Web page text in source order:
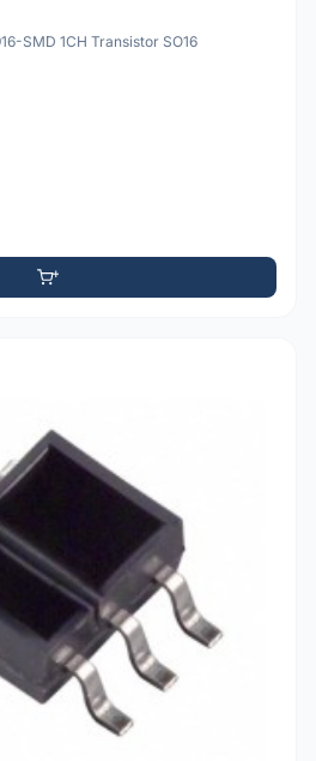
SMD 1CH Transistor SO16